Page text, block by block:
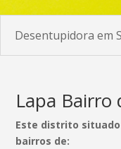
Desentupidora em
Lapa Bairro
Este distrito
bairros de: